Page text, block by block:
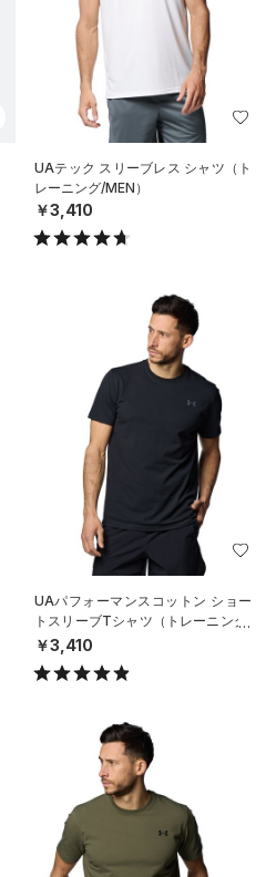
UAテック スリーブレス シャツ（ト
レーニング/MEN）
￥3,410
UAパフォーマンスコットン ショー
トスリーブTシャツ（トレーニング/
MEN）
￥3,410